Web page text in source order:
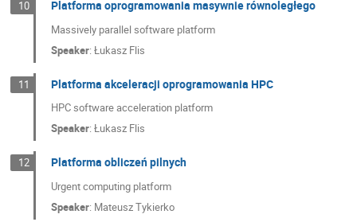
10 Platforma oprogramowania masywnie równoległego
Massively parallel software platform
Speaker:Łukasz Flis
11 Platforma akceleracji oprogramowania HPC
HPC software acceleration platform
Speaker:Łukasz Flis
12 Platforma obliczeń pilnych
Urgent computing platform
Speaker: Mateusz Tykierko